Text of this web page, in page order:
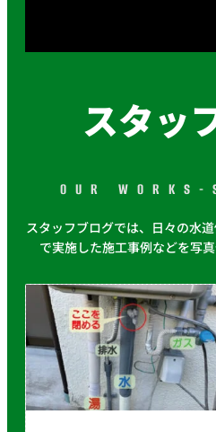
スタッ
OUR WORKS-
スタッフブログでは、日々の水
で実施した施工事例などを写